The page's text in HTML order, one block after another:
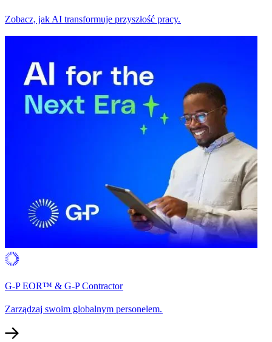
Zobacz, jak AI transformuje przyszłość pracy.​​
G-P EOR™ & G-P Contractor​​
Zarządzaj swoim globalnym personelem.​​